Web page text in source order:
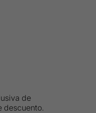
de
descuento.